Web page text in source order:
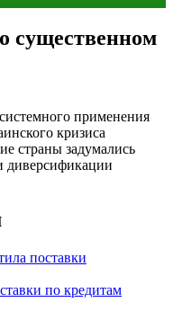
существенном
применения
кризиса
страны задумались
диверсификации
поставки
по кредитам